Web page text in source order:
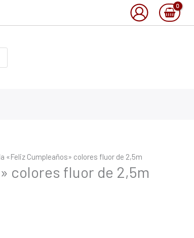
«Feliz Cumpleaños» colores fluor de 2,5m
colores fluor de 2,5m